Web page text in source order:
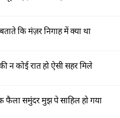
कि मंज़र निगाह में क्या था
न कोई रात हो ऐसी सहर मिले
फैला समुंदर मुझ पे साहिल हो गया